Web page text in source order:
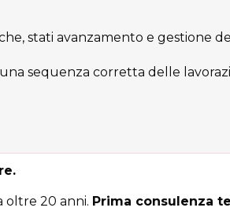
stati avanzamento e gestione
sequenza corretta delle
oltre 20 anni. Prima consulenza